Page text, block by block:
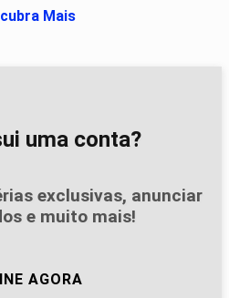
Mais
uma conta?
exclusivas, anunciar
e muito mais!
AGORA